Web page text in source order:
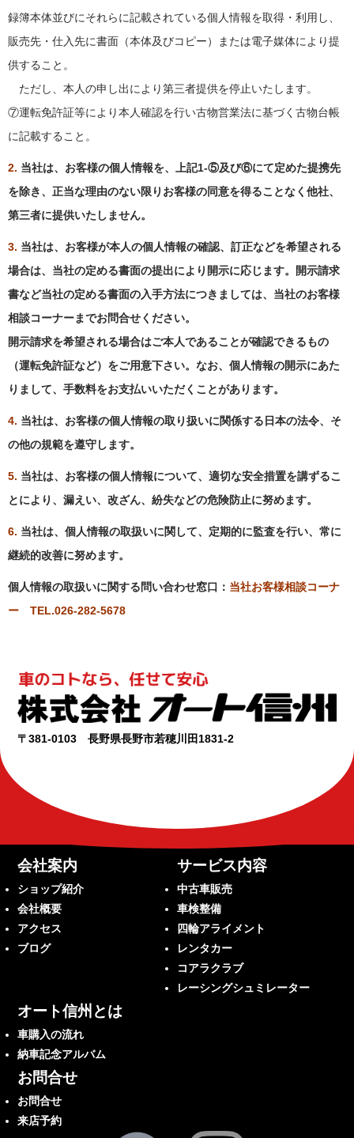
録簿本体並びにそれらに記載されている個人情報を取得・利用し、
販売先・仕入先に書面（本体及びコピー）または電子媒体により提
供すること。
ただし、本人の申し出により第三者提供を停止いたします。
⑦運転免許証等により本人確認を行い古物営業法に基づく古物台帳
に記載すること。
2. 当社は、お客様の個人情報を、上記1-⑤及び⑥にて定めた提携先
を除き、正当な理由のない限りお客様の同意を得ることなく他社、
第三者に提供いたしません。
3. 当社は、お客様が本人の個人情報の確認、訂正などを希望される
場合は、当社の定める書面の提出により開示に応じます。開示請求
書など当社の定める書面の入手方法につきましては、当社のお客様
相談コーナーまでお問合せください。
開示請求を希望される場合はご本人であることが確認できるもの
（運転免許証など）をご用意下さい。なお、個人情報の開示にあた
りまして、手数料をお支払いいただくことがあります。
4. 当社は、お客様の個人情報の取り扱いに関係する日本の法令、そ
の他の規範を遵守します。
5. 当社は、お客様の個人情報について、適切な安全措置を講ずるこ
とにより、漏えい、改ざん、紛失などの危険防止に努めます。
6. 当社は、個人情報の取扱いに関して、定期的に監査を行い、常に
継続的改善に努めます。
個人情報の取扱いに関する問い合わせ窓口： 当社お客様相談コーナ
ー TEL.026-282-5678
〒381-0103 長野県長野市若穂川田1831-2
会社案内
ショップ紹介
会社概要
アクセス
ブログ
サービス内容
中古車販売
車検整備
四輪アライメント
レンタカー
コアラクラブ
レーシングシュミレーター
オート信州とは
車購入の流れ
納車記念アルバム
お問合せ
お問合せ
来店予約